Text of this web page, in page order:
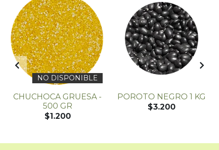
NO DISPONIBLE
CHUCHOCA GRUESA -
500 GR
$1.200
POROTO NEGRO 1 KG
$3.200